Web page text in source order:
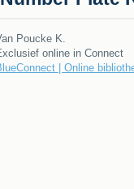
Poucke K.
online in Connect
| Online